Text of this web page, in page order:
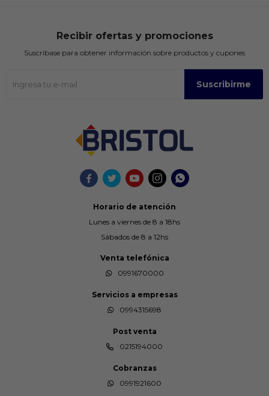
    
Horario de atención
Lunes a viernes de 8 a 18hs
Sábados de 8 a 12hs
Venta telefónica
0991670000
Servicios a empresas
0994315698
Post venta
0215194000
Cobranzas
0991921600
Recibir ofertas y promociones
Suscríbase para obtener información sobre productos y cupones
Suscribirme